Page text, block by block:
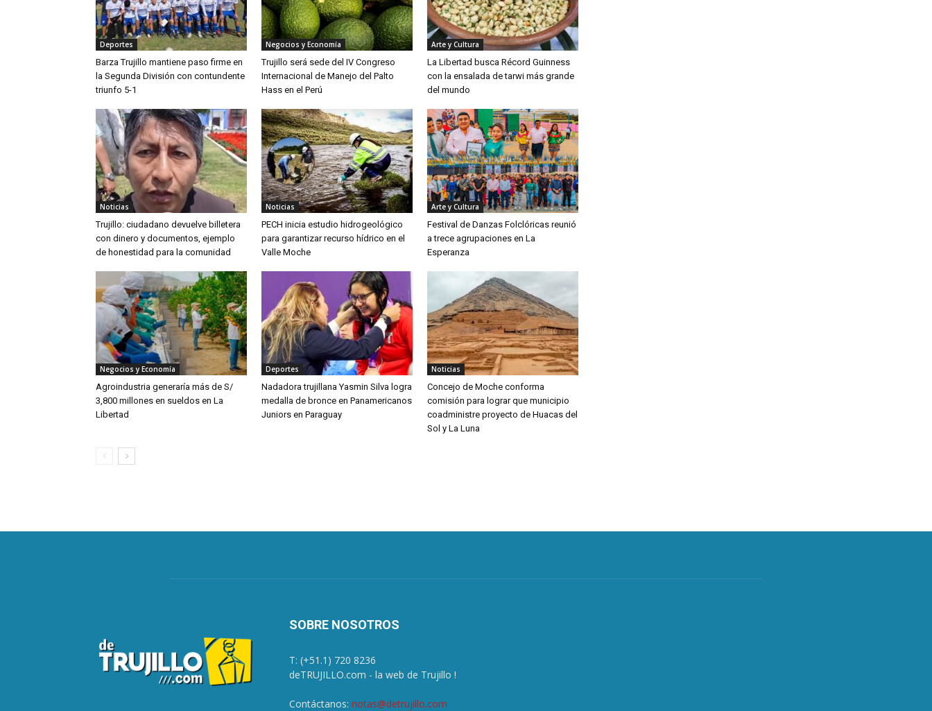
Deportes
Barza Trujillo mantiene paso firme en
la Segunda División con contundente
triunfo 5-1
Negocios y Economía
Trujillo será sede del IV Congreso
Internacional de Manejo del Palto
Hass en el Perú
Arte y Cultura
La Libertad busca Récord Guinness
con la ensalada de tarwi más grande
del mundo
Noticias
Trujillo: ciudadano devuelve billetera
con dinero y documentos, ejemplo
de honestidad para la comunidad
Noticias
PECH inicia estudio hidrogeológico
para garantizar recurso hídrico en el
Valle Moche
Arte y Cultura
Festival de Danzas Folclóricas reunió
a trece agrupaciones en La
Esperanza
Negocios y Economía
Agroindustria generaría más de S/
3,800 millones en sueldos en La
Libertad
Deportes
Nadadora trujillana Yasmin Silva logra
medalla de bronce en Panamericanos
Juniors en Paraguay
Noticias
Concejo de Moche conforma
comisión para lograr que municipio
coadministre proyecto de Huacas del
Sol y La Luna
SOBRE NOSOTROS
T: (+51.1) 720 8236
deTRUJILLO.com - la web de Trujillo !
Contáctanos: notas@detrujillo.com